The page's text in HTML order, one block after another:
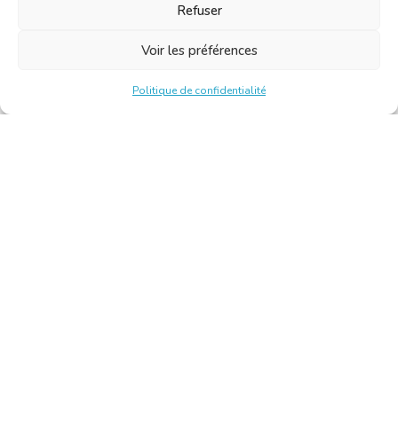
Refuser
Voir les préférences
Politique de confidentialité